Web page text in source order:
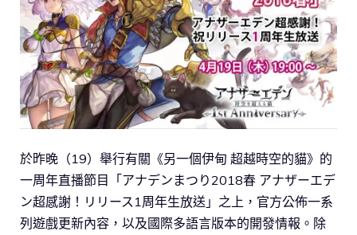
於昨晚（19）舉行有關《另一個伊甸 超越時空的貓》的
一周年直播節目「アナデンまつり2018春 アナザーエデ
ン超感謝！リリース1周年生放送」之上，官方公佈一系
列遊戲更新內容，以及國際多語言版本的開發情報。除